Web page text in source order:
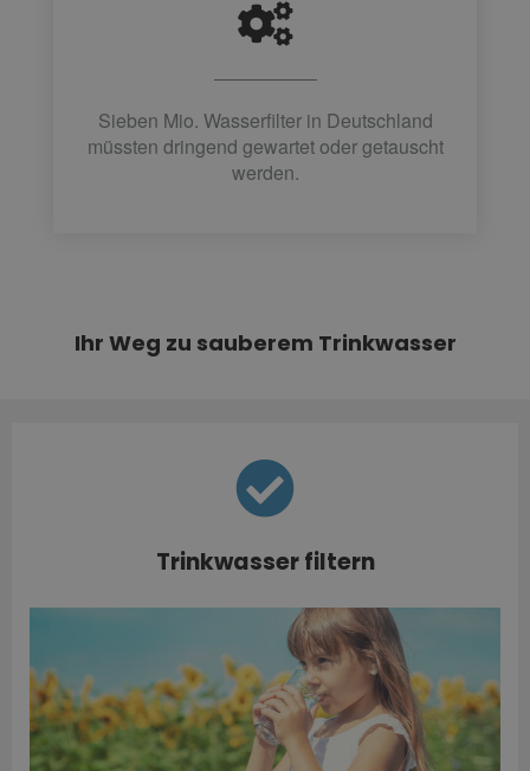
Sieben Mio. Wasserfilter in Deutschland
müssten dringend gewartet oder getauscht
werden.
Ihr Weg zu sauberem Trinkwasser
Trinkwasser filtern